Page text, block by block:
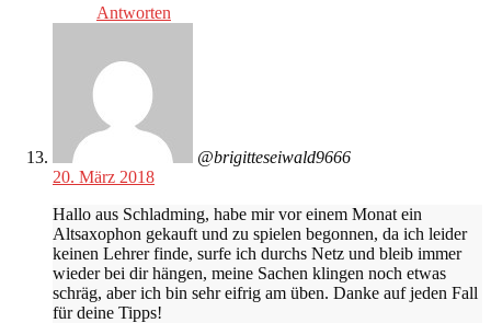
Antworten
@brigitteseiwald9666
20. März 2018
Hallo aus Schladming, habe mir vor einem Monat ein
Altsaxophon gekauft und zu spielen begonnen, da ich leider
keinen Lehrer finde, surfe ich durchs Netz und bleib immer
wieder bei dir hängen, meine Sachen klingen noch etwas
schräg, aber ich bin sehr eifrig am üben. Danke auf jeden Fall
für deine Tipps!